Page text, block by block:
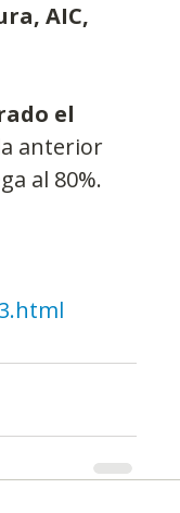
AIC,
el
anterior
al 80%.